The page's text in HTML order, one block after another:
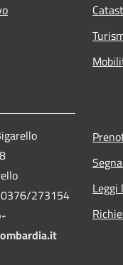
273154
Leggi